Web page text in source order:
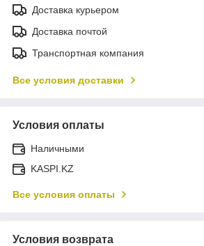
Доставка курьером
Доставка почтой
Транспортная компания
Все условия доставки
Условия оплаты
Наличными
KASPI.KZ
Все условия оплаты
Условия возврата